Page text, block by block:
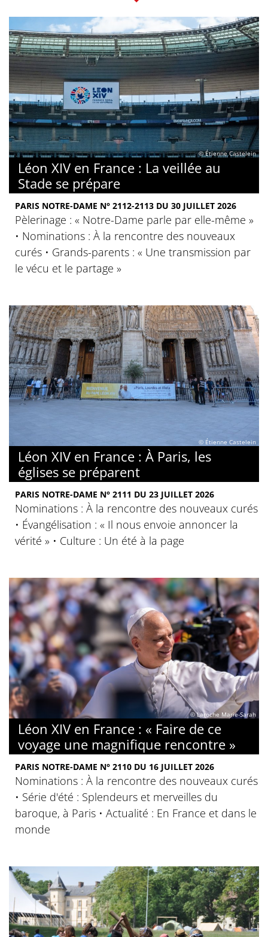
© Étienne Castelein
Léon XIV en France : La veillée au
Stade se prépare
PARIS NOTRE-DAME N° 2112-2113 DU 30 JUILLET 2026
Pèlerinage : « Notre-Dame parle par elle-même »
• Nominations : À la rencontre des nouveaux
curés • Grands-parents : « Une transmission par
le vécu et le partage »
© Étienne Castelein
Léon XIV en France : À Paris, les
églises se préparent
PARIS NOTRE-DAME N° 2111 DU 23 JUILLET 2026
Nominations : À la rencontre des nouveaux curés
• Évangélisation : « Il nous envoie annoncer la
vérité » • Culture : Un été à la page
© Laroche Marie-Sarah
Léon XIV en France : « Faire de ce
voyage une magnifique rencontre »
PARIS NOTRE-DAME N° 2110 DU 16 JUILLET 2026
Nominations : À la rencontre des nouveaux curés
• Série d'été : Splendeurs et merveilles du
baroque, à Paris • Actualité : En France et dans le
monde